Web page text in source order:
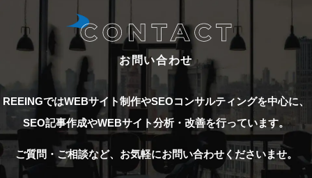
お問い合わせ
REEINGではWEBサイト制作やSEOコンサルティングを中心に、
SEO記事作成やWEBサイト分析・改善を行っています。
ご質問・ご相談など、お気軽にお問い合わせくださいませ。